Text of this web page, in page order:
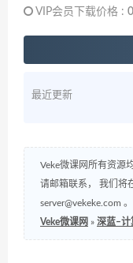
VIP会员下载价格 :
最近更新
Veke微课网所有资源
请邮箱联系， 我们将
server@vekeke.com 。
Veke微课网 » 深蓝–计